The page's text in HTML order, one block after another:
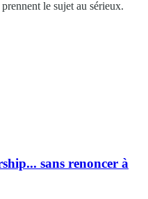
le sujet au sérieux.
sans renoncer à